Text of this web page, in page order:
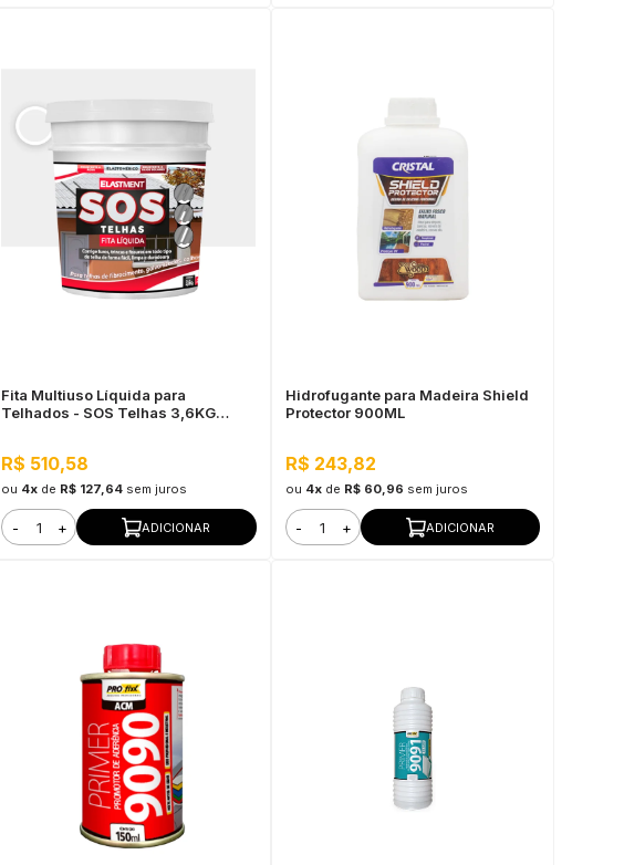
Fita Multiuso Líquida para
Telhados - SOS Telhas 3,6KG
R$ 510,58
ou 4x de R$ 127,64 sem juros
- + ADICIONAR
Hidrofugante para Madeira Shield
Protector 900ML
R$ 243,82
ou 4xde R$ 60,96 sem juros
- + ADICIONAR